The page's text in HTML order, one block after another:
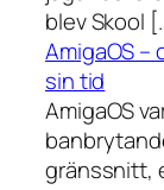
blev Skool
AmigaOS
sin tid
AmigaOS
gränssnitt,